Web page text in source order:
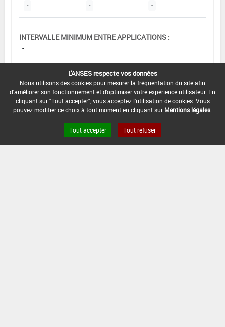
- - -
INTERVALLE MINIMUM ENTRE APPLICATIONS :
-
DATE DE RETRAIT DE L'USAGE :
DATE DE FIN DE DISTRIBUTION :
-
DATE DE FIN D'UTILISATION :
L'ANSES respecte vos données
Nous utilisons des cookies pour mesurer la fréquentation du site afin
d'améliorer son fonctionnement et d'optimiser votre expérience utilisateur. En
cliquant sur "Tout accepter", vous acceptez l'utilisation de cookies. Vous
pouvez modifier ce choix à tout moment en cliquant sur Mentions légales
Tout accepter Tout refuser